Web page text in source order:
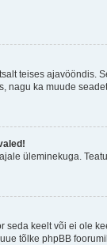
teises ajavööndis.
nagu ka muude
üleminekuga.
keelt või ei ole
tõlke phpBB